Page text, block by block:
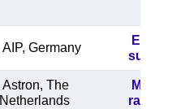
AIP, Germany
survey
Astron, The
Netherlands
radio